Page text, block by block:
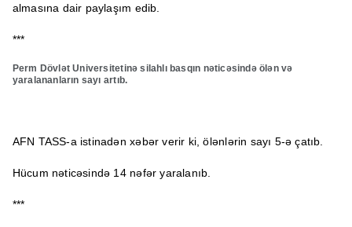
almasına dair paylaşım edib.
***
Perm Dövlət Universitetinə silahlı basqın nəticəsində ölən və
yaralananların sayı artıb.
AFN TASS-a istinadən xəbər verir ki, ölənlərin sayı 5-ə çatıb.
Hücum nəticəsində 14 nəfər yaralanıb.
***